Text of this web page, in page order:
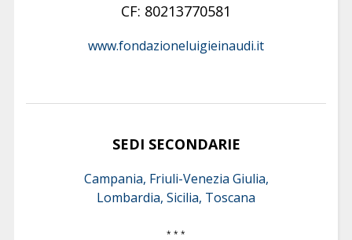
CF: 80213770581
www.fondazioneluigieinaudi.it
SEDI SECONDARIE
Campania, Friuli-Venezia Giulia,
Lombardia, Sicilia, Toscana
* * *